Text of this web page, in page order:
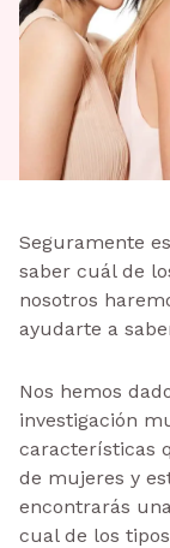
Seguramente
saber cuál de
nosotros
ayudarte a
Nos hemos
investigación
características
de mujeres y
encontrarás
cual de los